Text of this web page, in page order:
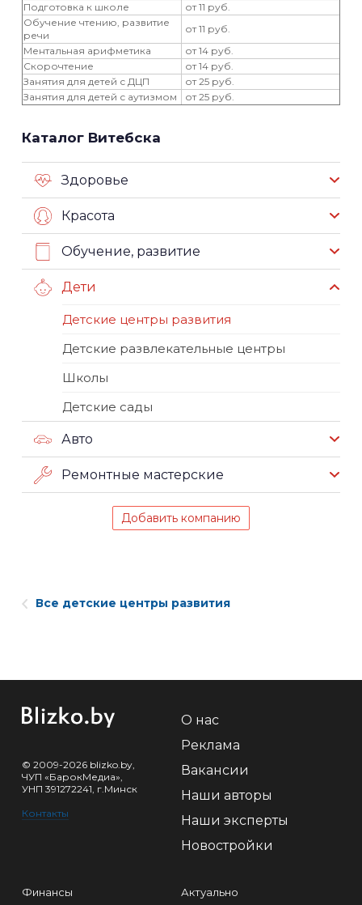
Подготовка к школе
от 11 руб.
Обучение чтению, развитие
речи
от 11 руб.
Ментальная арифметика
от 14 руб.
Скорочтение
от 14 руб.
Занятия для детей с ДЦП
от 25 руб.
Занятия для детей с аутизмом
от 25 руб.
Каталог Витебска
Здоровье
Красота
Обучение, развитие
Дети
Детские центры развития
Детские развлекательные центры
Школы
Детские сады
Авто
Ремонтные мастерские
Добавить компанию
Все детские центры развития
© 2009-2026 blizko.by,
ЧУП «БарокМедиа»,
УНП 391272241, г.Минск
Контакты
О нас
Реклама
Вакансии
Наши авторы
Наши эксперты
Новостройки
Финансы Актуально